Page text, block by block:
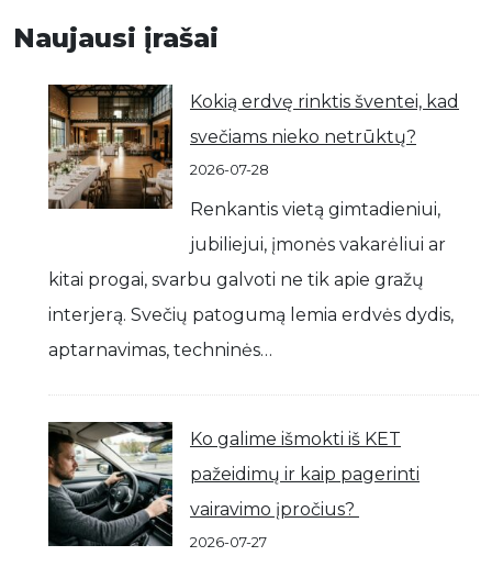
Naujausi įrašai
Kokią erdvę rinktis šventei, kad
svečiams nieko netrūktų?
2026-07-28
Renkantis vietą gimtadieniui,
jubiliejui, įmonės vakarėliui ar
kitai progai, svarbu galvoti ne tik apie gražų
interjerą. Svečių patogumą lemia erdvės dydis,
aptarnavimas, techninės…
Ko galime išmokti iš KET
pažeidimų ir kaip pagerinti
vairavimo įpročius?
2026-07-27